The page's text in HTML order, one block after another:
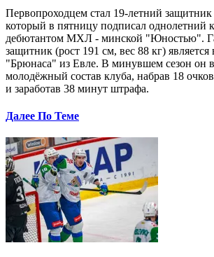
Первопроходцем стал 19-летний
который в пятницу подписал однолетний
дебютантом МХЛ - минской "Юностью".
защитник (рост 191 см, вес 88 кг)
"Брюнаса" из Евле. В минувшем сезон он
молодёжный состав клуба, набрав 18
и заработав 38 минут штрафа.
Далее По Теме